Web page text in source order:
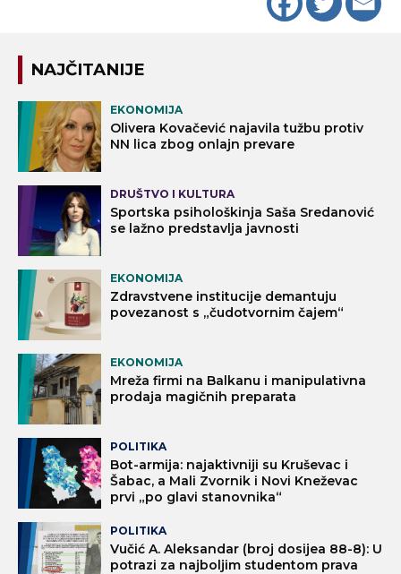
NAJČITANIJE
EKONOMIJA
Olivera Kovačević najavila tužbu protiv
NN lica zbog onlajn prevare
DRUŠTVO I KULTURA
Sportska psihološkinja Saša Sredanović
se lažno predstavlja javnosti
EKONOMIJA
Zdravstvene institucije demantuju
povezanost s „čudotvornim čajem“
EKONOMIJA
Mreža firmi na Balkanu i manipulativna
prodaja magičnih preparata
POLITIKA
Bot-armija: najaktivniji su Kruševac i
Šabac, a Mali Zvornik i Novi Kneževac
prvi „po glavi stanovnika“
POLITIKA
Vučić A. Aleksandar (broj dosijea 88-8): U
potrazi za najboljim studentom prava